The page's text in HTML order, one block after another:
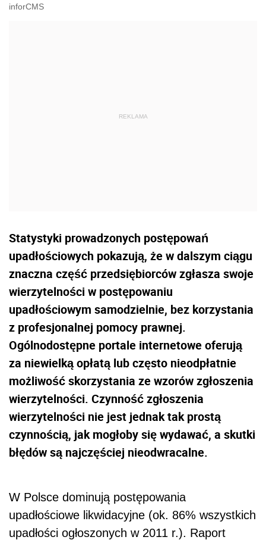
inforCMS
Statystyki prowadzonych postępowań
upadłościowych pokazują, że w dalszym ciągu
znaczna część przedsiębiorców zgłasza swoje
wierzytelności w postępowaniu
upadłościowym samodzielnie, bez korzystania
z profesjonalnej pomocy prawnej.
Ogólnodostępne portale internetowe oferują
za niewielką opłatą lub często nieodpłatnie
możliwość skorzystania ze wzorów zgłoszenia
wierzytelności. Czynność zgłoszenia
wierzytelności nie jest jednak tak prostą
czynnością, jak mogłoby się wydawać, a skutki
błędów są najczęściej nieodwracalne.
W Polsce dominują postępowania
upadłościowe likwidacyjne (ok. 86% wszystkich
upadłości ogłoszonych w 2011 r.). Raport